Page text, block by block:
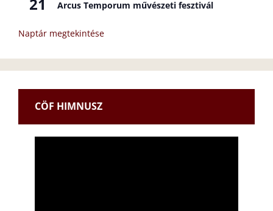
Arcus Temporum művészeti fesztivál
Naptár megtekintése
CÖF HIMNUSZ